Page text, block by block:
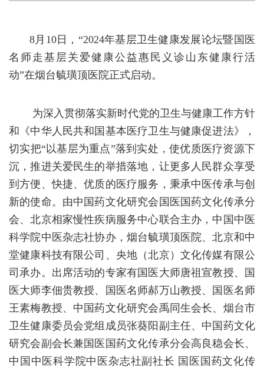
8月10日，“2024年基层卫生健康发展论坛暨国医
名师走基层关爱健康公益惠民义诊山东健康行活
动”在烟台毓璜顶医院正式启动。
为深入贯彻落实新时代党的卫生与健康工作方针
和《中华人民共和国基本医疗卫生与健康促进法》，
切实把“以基层为重点”落到实处，使优质医疗资源下
沉，推进关爱民生的举措落地，让更多人民群众享受
到方便、快捷、优质的医疗服务，秉承中医传承与创
新的使命。由中国药文化研究会国医国药文化传承分
会、北京相家慢性疾病服务中心联合主办，中国中医
科学院中医杂志社协办，烟台毓璜顶医院、北京和中
堂健康科技有限公司、央地（北京）文化传媒有限公
司承办。出席活动的专家有国医大师唐祖宣教授、国
医大师李佃贵教授、国医名师郝万山教授、国医名师
王素梅教授、中国药文化研究会禹同生会长、烟台市
卫生健康委员会党组成员张葵阳副主任、中国药文化
研究会副会长兼国医国药文化传承分会高良稳会长、
中国中医科学院中医杂志社副社长 国医国药文化传